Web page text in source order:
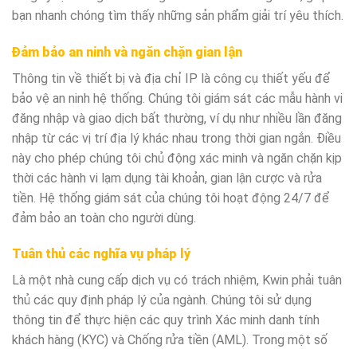
bạn nhanh chóng tìm thấy những sản phẩm giải trí yêu thích.
Đảm bảo an ninh và ngăn chặn gian lận
Thông tin về thiết bị và địa chỉ IP là công cụ thiết yếu để
bảo vệ an ninh hệ thống. Chúng tôi giám sát các mẫu hành vi
đăng nhập và giao dịch bất thường, ví dụ như nhiều lần đăng
nhập từ các vị trí địa lý khác nhau trong thời gian ngắn. Điều
này cho phép chúng tôi chủ động xác minh và ngăn chặn kịp
thời các hành vi lạm dụng tài khoản, gian lận cược và rửa
tiền. Hệ thống giám sát của chúng tôi hoạt động 24/7 để
đảm bảo an toàn cho người dùng.
Tuân thủ các nghĩa vụ pháp lý
Là một nhà cung cấp dịch vụ có trách nhiệm, Kwin phải tuân
thủ các quy định pháp lý của ngành. Chúng tôi sử dụng
thông tin để thực hiện các quy trình Xác minh danh tính
khách hàng (KYC) và Chống rửa tiền (AML). Trong một số